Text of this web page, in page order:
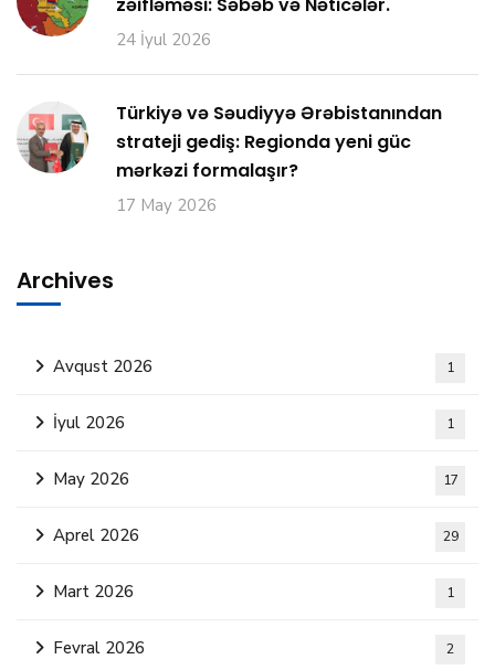
24 İyul 2026
Türkiyə və Səudiyyə Ərəbistanından
strateji gediş: Regionda yeni güc
mərkəzi formalaşır?
17 May 2026
Archives
Avqust 2026 1
İyul 2026 1
May 2026 17
Aprel 2026 29
Mart 2026 1
Fevral 2026 2